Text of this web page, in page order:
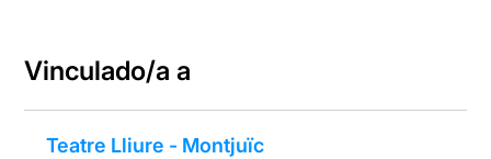
Vinculado/a a
Teatre Lliure - Montjuïc